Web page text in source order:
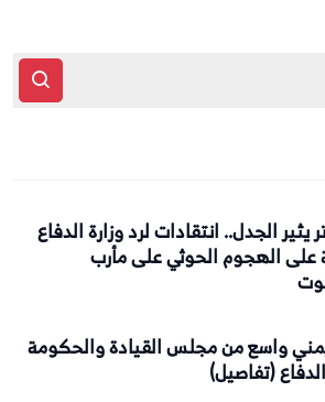
يثير الجدل.. انتقادات لرد وزارة الدفاع
على الهجوم الحوثي على مأرب
واسع من مجلس القيادة والحكومة
(تفاصيل)